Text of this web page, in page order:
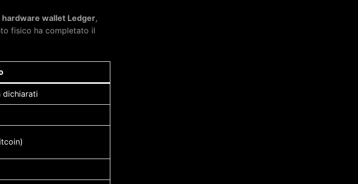
hardware wallet Ledger,
fisico ha completato il
dichiarati